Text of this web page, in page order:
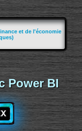
et de l'économie
Power BI